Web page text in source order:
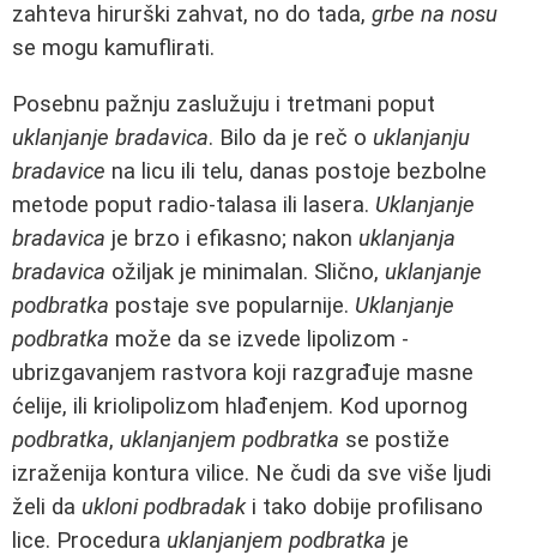
zahteva hirurški zahvat, no do tada, grbe na nosu
se mogu kamuflirati.
Posebnu pažnju zaslužuju i tretmani poput
uklanjanje bradavica. Bilo da je reč o uklanjanju
bradavice na licu ili telu, danas postoje bezbolne
metode poput radio-talasa ili lasera. Uklanjanje
bradavica je brzo i efikasno; nakon uklanjanja
bradavica ožiljak je minimalan. Slično, uklanjanje
podbratka postaje sve popularnije. Uklanjanje
podbratka može da se izvede lipolizom -
ubrizgavanjem rastvora koji razgrađuje masne
ćelije, ili kriolipolizom hlađenjem. Kod upornog
podbratka, uklanjanjem podbratka se postiže
izraženija kontura vilice. Ne čudi da sve više ljudi
želi da ukloni podbradaki tako dobije profilisano
lice. Procedura uklanjanjem podbratka je